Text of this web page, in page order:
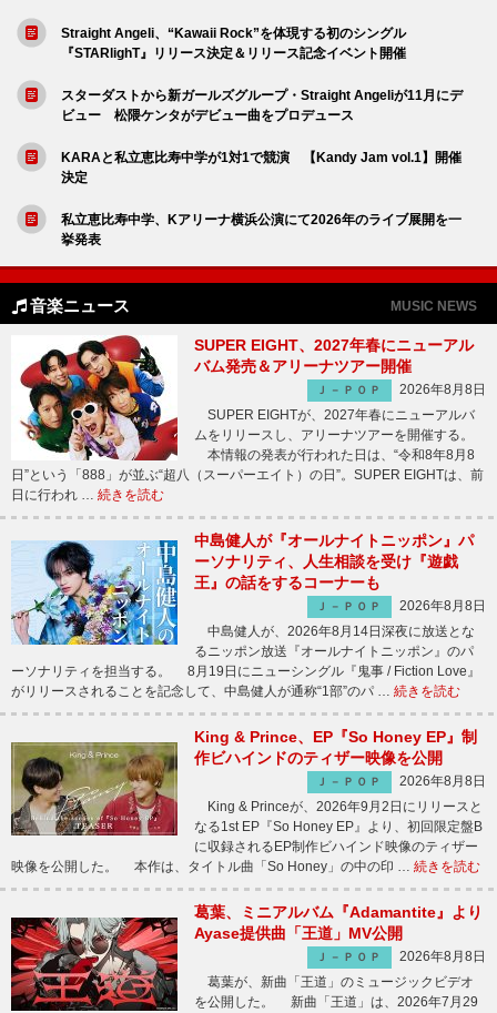
Straight Angeli、“Kawaii Rock”を体現する初のシングル
『STARlighT』リリース決定＆リリース記念イベント開催
スターダストから新ガールズグループ・Straight Angeliが11月にデ
ビュー 松隈ケンタがデビュー曲をプロデュース
KARAと私立恵比寿中学が1対1で競演 【Kandy Jam vol.1】開催
決定
私立恵比寿中学、Kアリーナ横浜公演にて2026年のライブ展開を一
挙発表
音楽ニュース MUSIC NEWS
SUPER EIGHT、2027年春にニューアル
バム発売＆アリーナツアー開催
Ｊ－ＰＯＰ
2026年8月8日
SUPER EIGHTが、2027年春にニューアルバ
ムをリリースし、アリーナツアーを開催する。
本情報の発表が行われた日は、“令和8年8月8
日”という「888」が並ぶ“超八（スーパーエイト）の日”。SUPER EIGHTは、前
日に行われ … 続きを読む
中島健人が『オールナイトニッポン』パ
ーソナリティ、人生相談を受け『遊戯
王』の話をするコーナーも
Ｊ－ＰＯＰ
2026年8月8日
中島健人が、2026年8月14日深夜に放送とな
るニッポン放送『オールナイトニッポン』のパ
ーソナリティを担当する。 8月19日にニューシングル『鬼事 / Fiction Love』
がリリースされることを記念して、中島健人が通称“1部”のパ … 続きを読む
King & Prince、EP『So Honey EP』制
作ビハインドのティザー映像を公開
Ｊ－ＰＯＰ
2026年8月8日
King & Princeが、2026年9月2日にリリースと
なる1st EP『So Honey EP』より、初回限定盤B
に収録されるEP制作ビハインド映像のティザー
映像を公開した。 本作は、タイトル曲「So Honey」の中の印 … 続きを読む
葛葉、ミニアルバム『Adamantite』より
Ayase提供曲「王道」MV公開
Ｊ－ＰＯＰ
2026年8月8日
葛葉が、新曲「王道」のミュージックビデオ
を公開した。 新曲「王道」は、2026年7月29